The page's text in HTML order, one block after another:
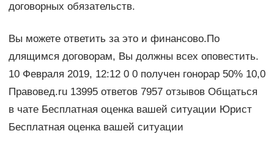
договорных обязательств.
Вы можете ответить за это и финансово.По
длящимся договорам, Вы должны всех оповестить.
10 Февраля 2019, 12:12 0 0 получен гонорар 50% 10,0
Правовед.ru 13995 ответов 7957 отзывов Общаться
в чате Бесплатная оценка вашей ситуации Юрист
Бесплатная оценка вашей ситуации